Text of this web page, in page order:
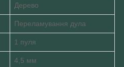
Дерево
Переламування дула
1 пуля
4,5 мм